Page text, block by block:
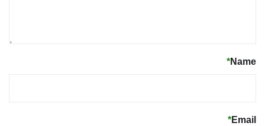
Name
*
Email
*